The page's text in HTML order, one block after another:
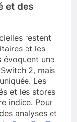
et des
restent
et les
évoquent une
2, mais
Les
et les stores
indice. Pour
analyses et